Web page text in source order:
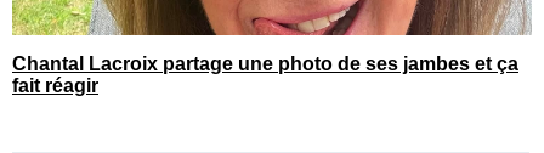
Chantal Lacroix partage une photo de ses jambes et ça
fait réagir